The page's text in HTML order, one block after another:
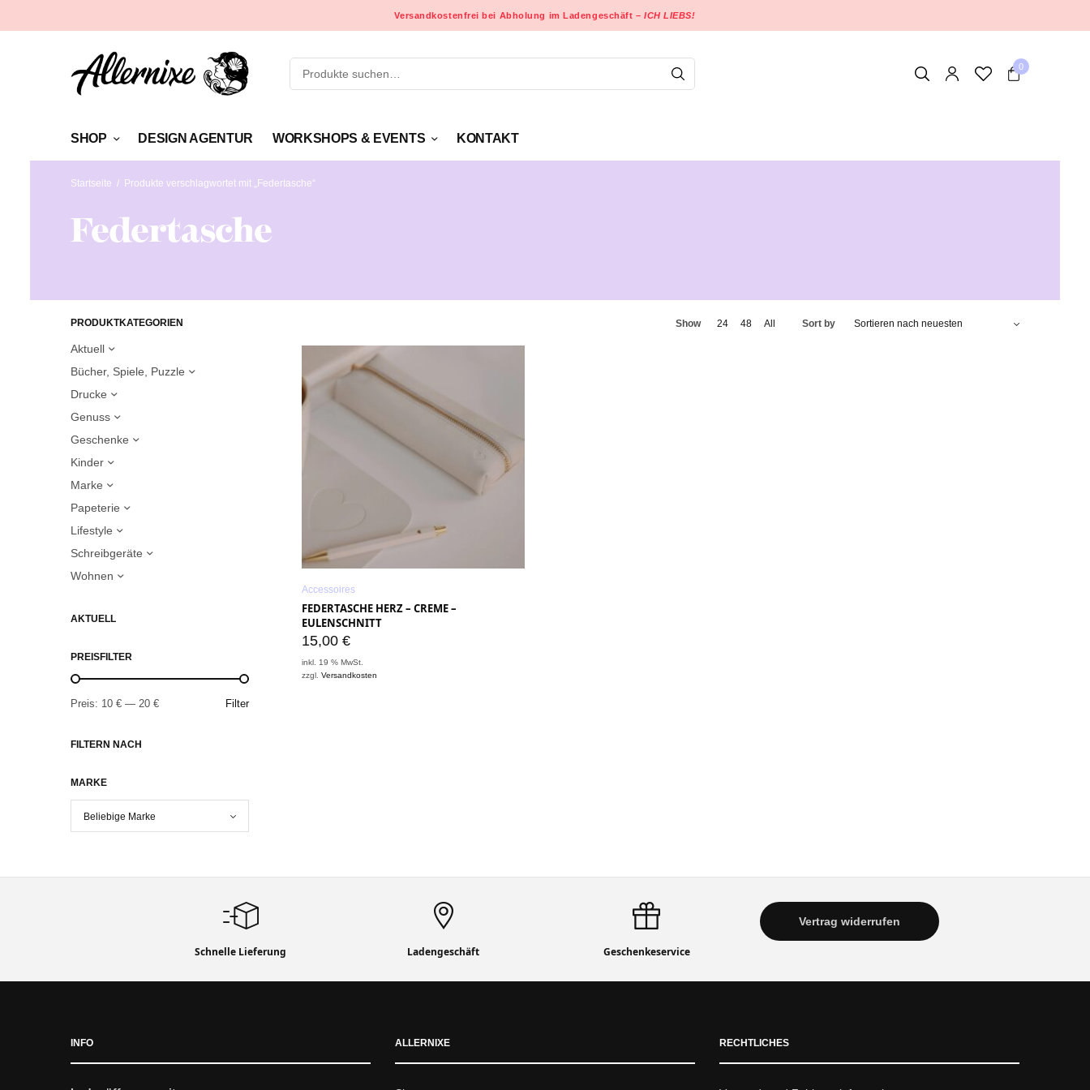
Versandkostenfrei bei Abholung im Ladengeschäft –ICH LIEBS!
0
SHOP DESIGN AGENTUR WORKSHOPS & EVENTS KONTAKT
Startseite / Produkte verschlagwortet mit „Federtasche“
Federtasche
PRODUKTKATEGORIEN
Aktuell
Bücher, Spiele, Puzzle
Drucke
Genuss
Geschenke
Kinder
Marke
Papeterie
Lifestyle
Schreibgeräte
Wohnen
AKTUELL
PREISFILTER
Filter
Preis: 10 € — 20 €
FILTERN NACH
MARKE
Show 24 48 All Sort by
Accessoires
FEDERTASCHE HERZ – CREME –
EULENSCHNITT
15,00 €
inkl. 19 % MwSt.
zzgl.Versandkosten
Schnelle Lieferung Ladengeschäft Geschenkeservice
Vertrag widerrufen
INFO ALLERNIXE RECHTLICHES